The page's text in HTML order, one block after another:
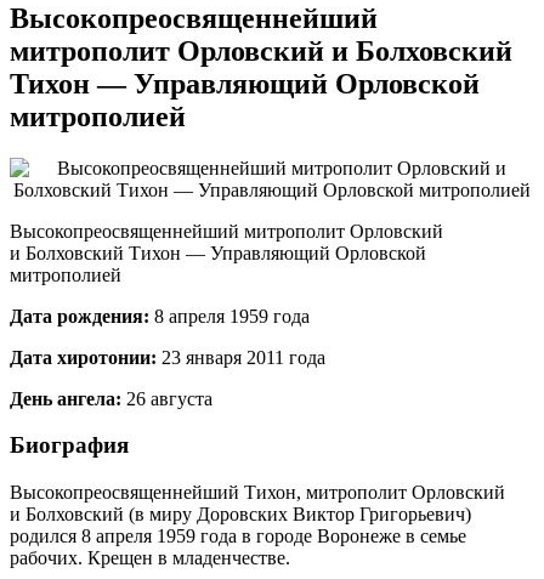
Высокопреосвященнейший
митрополит Орловский и Болховский
Тихон — Управляющий Орловской
митрополией
Высокопреосвященнейший митрополит Орловский
и Болховский Тихон — Управляющий Орловской
митрополией
Дата рождения: 8 апреля 1959 года
Дата хиротонии: 23 января 2011 года
День ангела: 26 августа
Биография
Высокопреосвященнейший Тихон, митрополит Орловский
и Болховский (в миру Доровских Виктор Григорьевич)
родился 8 апреля 1959 года в городе Воронеже в семье
рабочих. Крещен в младенчестве.